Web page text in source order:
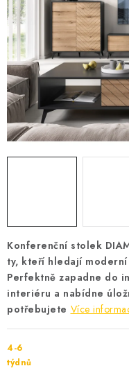
VÝPRODEJ
Cenník dopravy
Konferenční stolek
ty, kteří hledají
Perfektně zapadne do
interiéru a nabídne
potřebujete Více
4-6
týdnů